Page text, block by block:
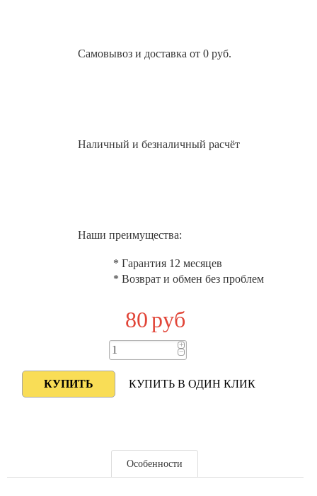
Самовывоз и доставка от 0 руб.
Наличный и безналичный расчёт
Наши преимущества:
* Гарантия 12 месяцев
* Возврат и обмен без проблем
80руб
+
−
КУПИТЬ В ОДИН КЛИК
Особенности